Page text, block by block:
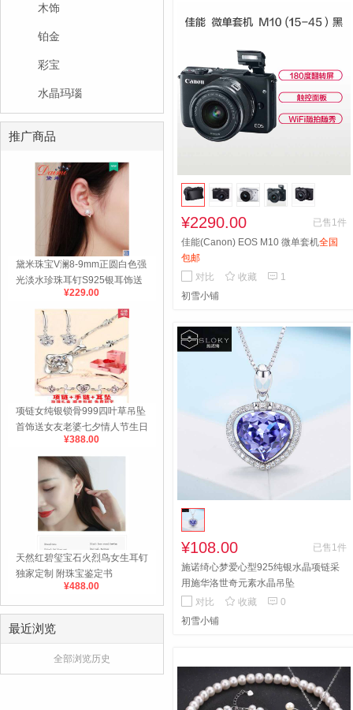
木饰
铂金
彩宝
水晶玛瑙
推广商品
黛米珠宝V澜8-9mm正圆白色强
光淡水珍珠耳钉S925银耳饰送
¥229.00
项链女纯银锁骨999四叶草吊坠
首饰送女友老婆七夕情人节生日
¥388.00
天然红碧玺宝石火烈鸟女生耳钉
独家定制 附珠宝鉴定书
¥488.00
最近浏览
全部浏览历史
¥2290.00
已售1件
佳能(Canon) EOS M10 微单套机全国
包邮
对比
 收藏  1
初雪小铺
¥108.00
已售1件
施诺绮心梦爱心型925纯银水晶项链采
用施华洛世奇元素水晶吊坠
对比
 收藏  0
初雪小铺